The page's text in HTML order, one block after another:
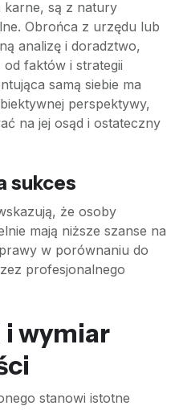
karne, są z natury
Obrońca z urzędu lub
analizę i doradztwo,
od faktów i strategii
samą siebie ma
perspektywy,
na jej osąd i ostateczny
sukces
że osoby
mają niższe szanse na
w porównaniu do
profesjonalnego
i wymiar
stanowi istotne